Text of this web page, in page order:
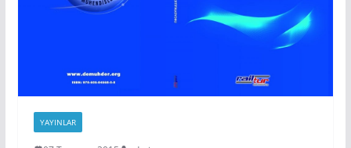
YAYINLAR